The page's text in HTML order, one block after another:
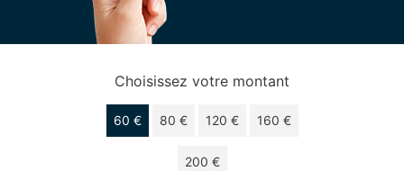
Choisissez votre montant
60 € 80 € 120 € 160 €
200 €